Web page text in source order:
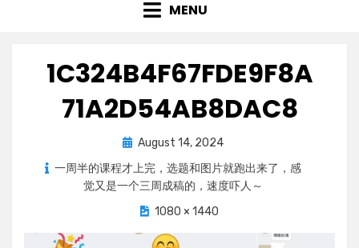
MENU
1C324B4F67FDE9F8A
71A2D54AB8DAC8
Posted
on
August 14, 2024
一周半的课程才上完，选题和图片就跑出来了，感
觉又是一个三周成稿的，速度吓人～
1080 × 1440